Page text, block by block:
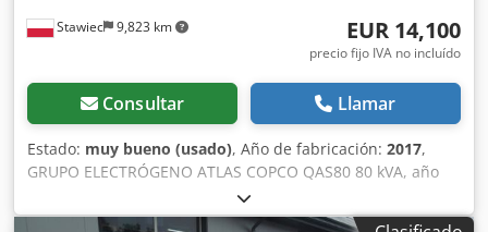
Stawiec 9,823 km EUR 14,100
precio fijo IVA no incluído
Consultar Llamar
Estado: muy bueno (usado), Año de fabricación: 2017,
GRUPO ELECTRÓGENO ATLAS COPCO QAS80 80 kVA, año
2017, revisado. Datos técnicos: Potencia: 80 kVA (64 kW);
Año de fabricación: 2017; Dsdpfxezdc Evs Abueck Motor: